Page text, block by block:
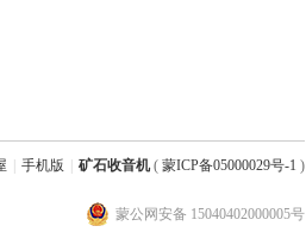
手机版 矿石收音机( 蒙ICP备05000029号-1 )
蒙公网安备 15040402000005号